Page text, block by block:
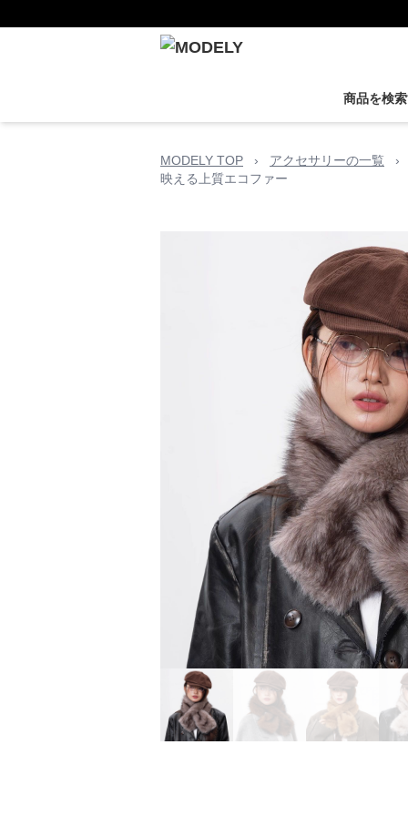
商品を検
MODELY TOP › アクセサリーの一覧 ›
映える上質エコファー